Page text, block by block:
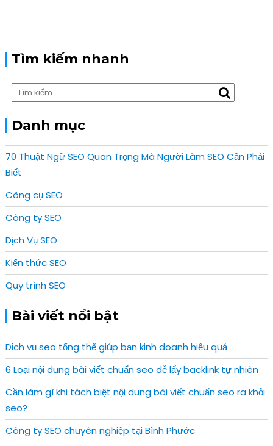
Tìm kiếm nhanh
Danh mục
70 Thuật Ngữ SEO Quan Trọng Mà Người Làm SEO Cần Phải
Biết
Công cụ SEO
Công ty SEO
Dịch Vụ SEO
Kiến thức SEO
Quy trình SEO
Bài viết nổi bật
Dịch vụ seo tổng thể giúp bạn kinh doanh hiệu quả
6 Loại nội dung bài viết chuẩn seo dễ lấy backlink tự nhiên
Cần làm gì khi tách biệt nội dung bài viết chuẩn seo ra khỏi
seo?
Công ty SEO chuyên nghiệp tại Bình Phước